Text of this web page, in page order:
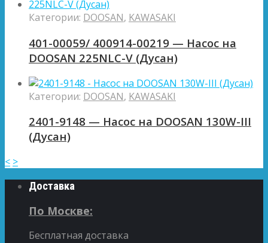
Категории: DOOSAN, KAWASAKI
401-00059/ 400914-00219 — Насос на
DOOSAN 225NLC-V (Дусан)
Категории: DOOSAN, KAWASAKI
2401-9148 — Насос на DOOSAN 130W-III
(Дусан)
< >
Доставка
По Москве:
Бесплатная доставка